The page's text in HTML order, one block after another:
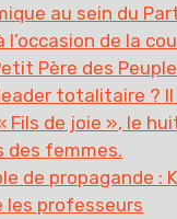
au sein du
l’occasion de la
Père des
totalitaire ? Il
Fils de joie », le
des femmes.
de propagande :
les professeurs